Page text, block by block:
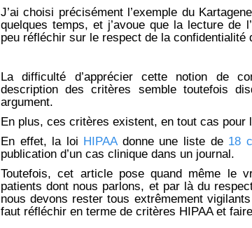
J’ai choisi précisément l’exemple du
quelques temps, et j’avoue que la lecture de
peu réfléchir sur le respect de la confidentialité
La difficulté d’apprécier cette notion de
description des critères semble toutefois
argument.
En plus, ces critères existent, en tout cas pour
En effet, la loi HIPAAdonne une liste de 18
publication d’un cas clinique dans un journal.
Toutefois, cet article pose quand même le
patients dont nous parlons, et par là du
nous devons rester tous extrêmement
faut réfléchir en terme de critères HIPAA et